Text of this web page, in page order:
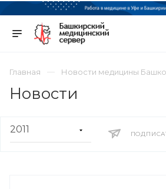
Главная Новости медицины
Новости